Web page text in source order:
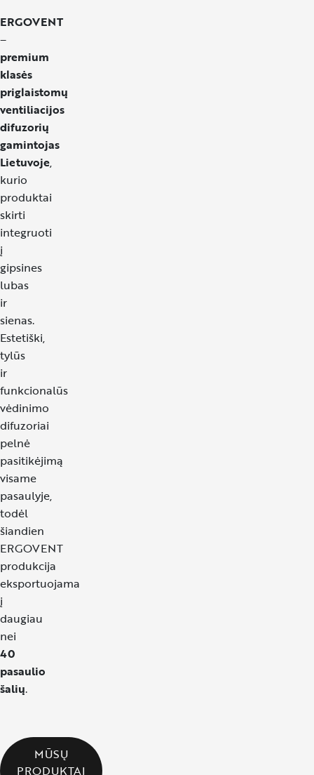
Unmute
ERGOVENT
–
premium
klasės
priglaistomų
ventiliacijos
difuzorių
gamintojas
Lietuvoje,
kurio
produktai
skirti
integruoti
į
gipsines
lubas
ir
sienas.
Estetiški,
tylūs
ir
funkcionalūs
vėdinimo
difuzoriai
pelnė
pasitikėjimą
visame
pasaulyje,
todėl
šiandien
ERGOVENT
produkcija
eksportuojama
į
daugiau
nei
40
pasaulio
šalių.
MŪSŲ
PRODUKTAI